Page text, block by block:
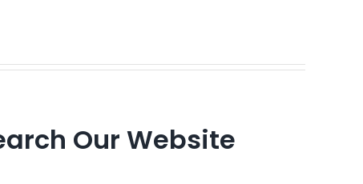
Our Website